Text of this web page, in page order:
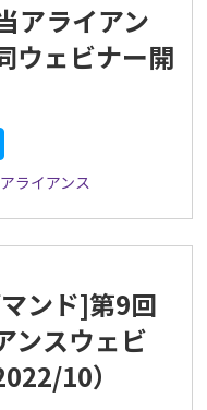
アライアン
ウェビナー開
ライアンス
ンド]第9回
ンスウェビ
10）